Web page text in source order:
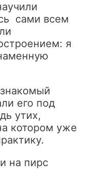
сами всем
я
его под
утих,
котором уже
на пирс